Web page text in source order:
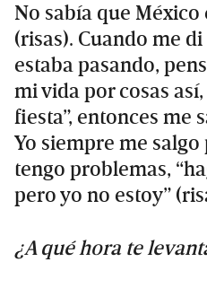
No sabía que
(risas). Cuando me
estaba pasando,
mi vida por cosas
fiesta”, entonces me
Yo siempre me
tengo problemas,
pero yo no estoy”
¿A qué hora te